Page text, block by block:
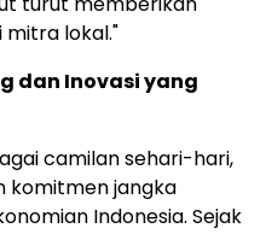
lokal."
dan Inovasi yang
camilan sehari-hari,
komitmen jangka
Indonesia. Sejak